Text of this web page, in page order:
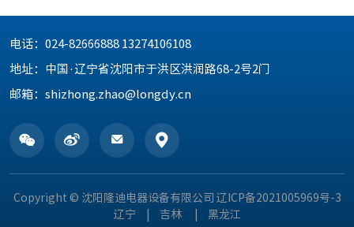
电话： 024-82666888 13274106108
地址： 中国·辽宁省沈阳市于洪区洪润路68-2号2门
邮箱： shizhong.zhao@longdy.cn
Copyright © 沈阳隆迪电器设备有限公司 辽ICP备2021005969号-3
辽宁
吉林 黑龙江